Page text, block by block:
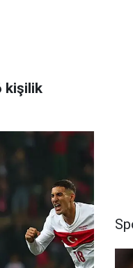
kişilik